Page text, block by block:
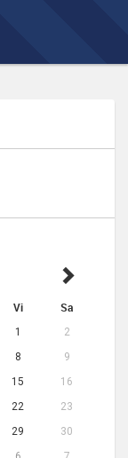
Vi Sa
1
2
8
9
15
16
22
23
29
30